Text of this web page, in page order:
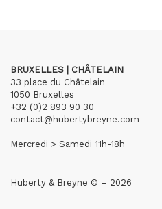
BRUXELLES | CHÂTELAIN
33 place du Châtelain
1050 Bruxelles
+32 (0)2 893 90 30
contact@hubertybreyne.com
Mercredi > Samedi 11h-18h
Huberty & Breyne © – 2026